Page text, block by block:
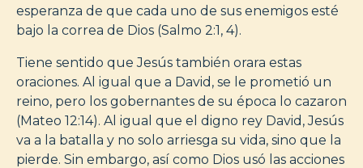
esperanza de que cada uno de sus enemigos esté
bajo la correa de Dios (Salmo 2:1, 4).
Tiene sentido que Jesús también orara estas
oraciones. Al igual que a David, se le prometió un
reino, pero los gobernantes de su época lo cazaron
(Mateo 12:14). Al igual que el digno rey David, Jesús
va a la batalla y no solo arriesga su vida, sino que la
pierde. Sin embargo, así como Dios usó las acciones